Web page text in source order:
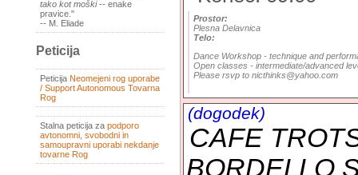
tako kot moški-- enake
pravice."
-- M. Eliade
Peticija
Peticija Neomejeni rog uporabe
/ Support Autonomous Tovarna
Rog
Stalna peticija za podporo
avtonomni, svobodni in
samoupravni uporabi nekdanje
tovarne Rog
Prostor:
Plesna Delavnica
Telo:
Dance Workshop - technique and
Open classes - intermediate/advanced
Please rsvp to nicthinks@yahoo.com
(dogodek)
CAFE
BORDELLO